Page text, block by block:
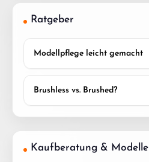
Ratgeber
Modellpflege leicht gemacht
Brushless vs. Brushed?
Kaufberatung & Modelle